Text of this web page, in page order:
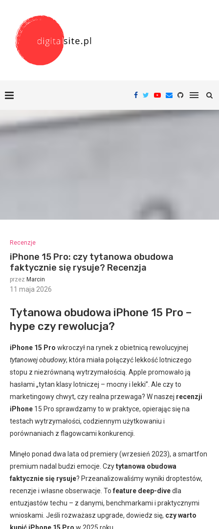
Recenzje
iPhone 15 Pro: czy tytanowa obudowa
faktycznie się rysuje? Recenzja
przez Marcin
11 maja 2026
Tytanowa obudowa iPhone 15 Pro –
hype czy rewolucja?
iPhone 15 Pro wkroczył na rynek z obietnicą rewolucyjnej
tytanowej obudowy, która miała połączyć lekkość lotniczego
stopu z niezrównaną wytrzymałością. Apple promowało ją
hasłami „tytan klasy lotniczej – mocny i lekki”. Ale czy to
marketingowy chwyt, czy realna przewaga? W naszej recenzji
iPhone 15 Pro sprawdzamy to w praktyce, opierając się na
testach wytrzymałości, codziennym użytkowaniu i
porównaniach z flagowcami konkurencji.
Minęło ponad dwa lata od premiery (wrzesień 2023), a smartfon
premium nadal budzi emocje. Czytytanowa obudowa
faktycznie się rysuje? Przeanalizowaliśmy wyniki droptestów,
recenzje i własne obserwacje. To feature deep-divedla
entuzjastów techu – z danymi, benchmarkami i praktycznymi
wnioskami. Jeśli rozważasz upgrade, dowiedz się, czy warto